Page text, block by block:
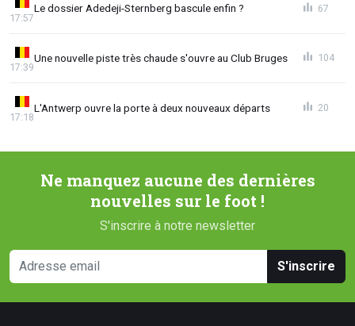
Le dossier Adedeji-Sternberg bascule enfin ?
17:57
67
Une nouvelle piste très chaude s'ouvre au Club Bruges
17:39
104
L'Antwerp ouvre la porte à deux nouveaux départs
17:18
20
Ne manquez aucune des dernières
nouvelles sur le foot !
S'inscrire à notre newsletter
S'inscrire